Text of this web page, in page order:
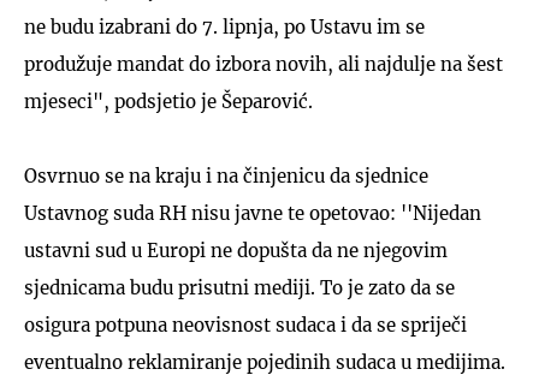
ne budu izabrani do 7. lipnja, po Ustavu im se
produžuje mandat do izbora novih, ali najdulje na šest
mjeseci", podsjetio je Šeparović.
Osvrnuo se na kraju i na činjenicu da sjednice
Ustavnog suda RH nisu javne te opetovao: ''Nijedan
ustavni sud u Europi ne dopušta da ne njegovim
sjednicama budu prisutni mediji. To je zato da se
osigura potpuna neovisnost sudaca i da se spriječi
eventualno reklamiranje pojedinih sudaca u medijima.